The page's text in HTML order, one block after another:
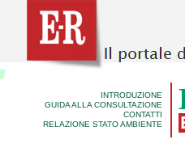
INTRODUZIONE
GUIDA ALLA CONSULTAZIONE
CONTATTI
RELAZIONE STATO AMBIENTE